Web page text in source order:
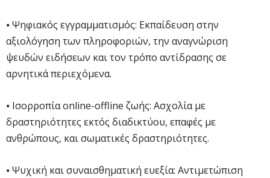
⦁ Ψηφιακός εγγραμματισμός: Εκπαίδευση στην
αξιολόγηση των πληροφοριών, την αναγνώριση
ψευδών ειδήσεων και τον τρόπο αντίδρασης σε
αρνητικά περιεχόμενα.
⦁ Ισορροπία online-offline ζωής: Ασχολία με
δραστηριότητες εκτός διαδικτύου, επαφές με
ανθρώπους, και σωματικές δραστηριότητες.
⦁ Ψυχική και συναισθηματική ευεξία: Αντιμετώπιση